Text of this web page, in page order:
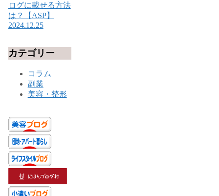
ログに載せる方法
は？【ASP】
2024.12.25
カテゴリー
コラム
副業
美容・整形